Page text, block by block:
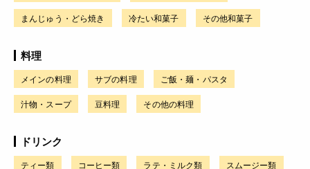
まんじゅう・どら焼き 冷たい和菓子 その他和菓子
料理
メインの料理 サブの料理 ご飯・麺・パスタ
汁物・スープ 豆料理 その他の料理
ドリンク
ティー類 コーヒー類 ラテ・ミルク類 スムージー類